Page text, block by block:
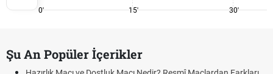
0' 15' 30'
Şu An Popüler İçerikler